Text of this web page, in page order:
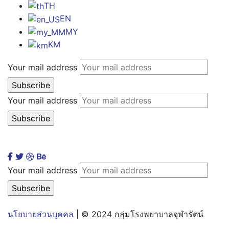
TH
EN
MY
KM
Your mail address
Your mail address
Your mail address
นโยบายส่วนบุคคล | © 2024 กลุ่มโรงพยาบาลจุฬารัตน์